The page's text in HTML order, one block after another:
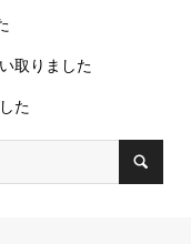
取りました
た